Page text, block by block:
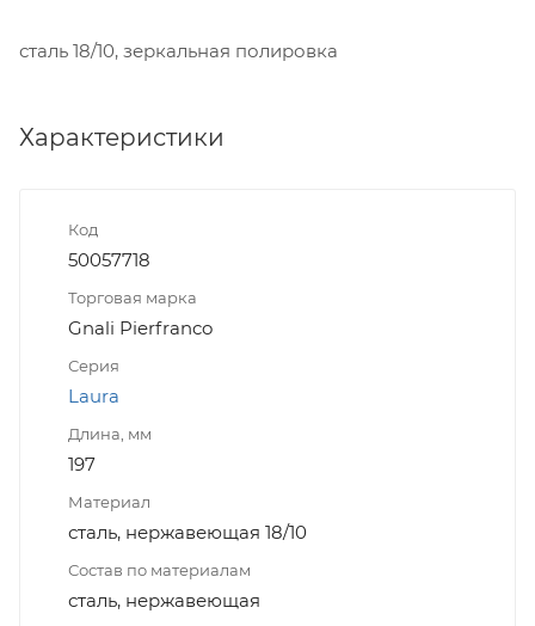
сталь 18/10, зеркальная полировка
Характеристики
Код
50057718
Торговая марка
Gnali Pierfranco
Серия
Laura
Длина, мм
197
Материал
сталь, нержавеющая 18/10
Состав по материалам
сталь, нержавеющая